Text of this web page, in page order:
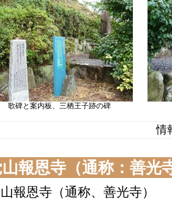
歌碑と案内板、三栖王子跡の碑
情
報恩寺（通称：善光
報恩寺（通称、善光寺）